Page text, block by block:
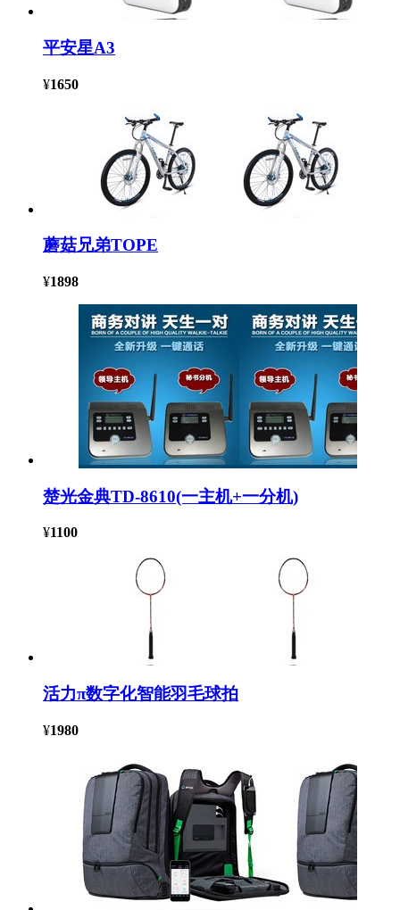
平安星A3
¥1650
蘑菇兄弟TOPE
¥1898
楚光金典TD-8610(一主机+一分机)
¥1100
活力π数字化智能羽毛球拍
¥1980